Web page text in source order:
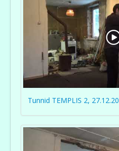
Tunnid TEMPLIS 2, 27.12.20